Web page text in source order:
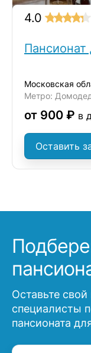
4.0
Московская
Метро:
от 900 ₽ в
Оставить
Оставьте
специалисты
пансионата